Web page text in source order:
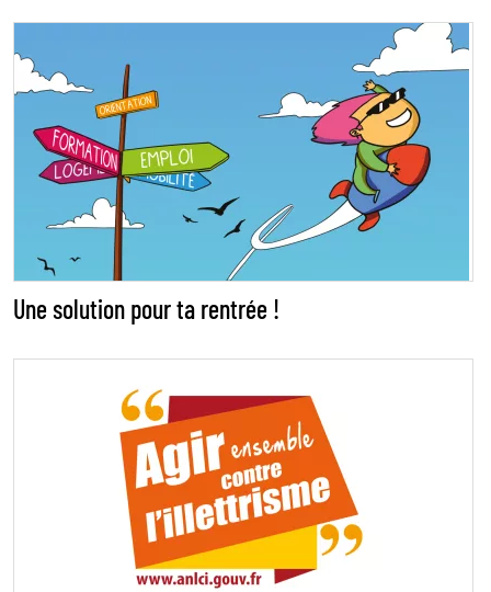
Une solution pour ta rentrée !